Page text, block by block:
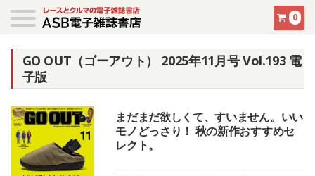
0
GO OUT（ゴーアウト） 2025年11月号 Vol.193 電
子版
まだまだ欲しくて、すいません。いい
モノどっさり！ 秋の新作おすすめセ
レクト。